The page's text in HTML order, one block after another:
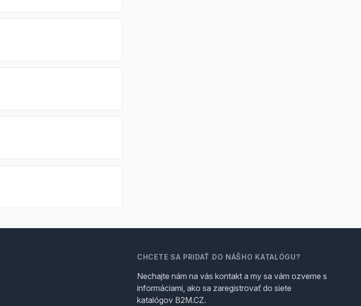
CHCETE SA PRIDAŤ DO NÁŠHO KATALÓGU?
Nechajte nám na vás kontakt a my sa vám ozveme s
informáciami, ako sa zaregistrovať do siete
katalógov B2M.CZ.